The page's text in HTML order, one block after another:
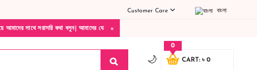
বাংলা
Customer Care
×
সরাসরি কথা বলুন| আমাদের যেকোনো পণ্য হাতে নিয়ে দেখে টাকা দিবেন ডেলিভারি ম্যান চলে যাওয়ার পরে
🌙 CART: ৳ 0
0